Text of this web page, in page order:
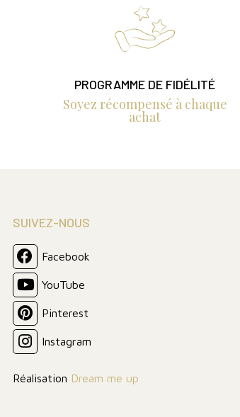
PROGRAMME DE FIDÉLITÉ
Soyez récompensé à chaque
achat
SUIVEZ-NOUS
Facebook
YouTube
Pinterest
Instagram
Réalisation Dream me up